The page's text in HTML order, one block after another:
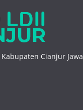
Cianjur Jawa